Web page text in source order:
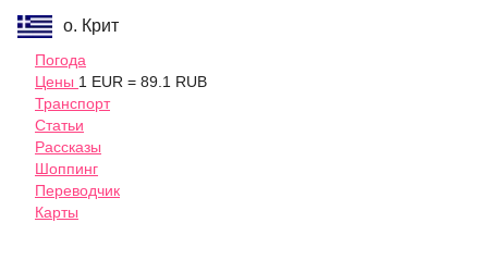
о. Крит
Погода
Цены 1 EUR = 89.1 RUB
Транспорт
Статьи
Рассказы
Шоппинг
Переводчик
Карты